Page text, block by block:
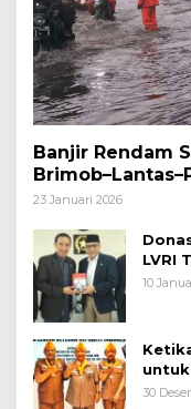
Banjir Rendam
Polri Siagakan
23 Januari 2026
LVRI
10
30